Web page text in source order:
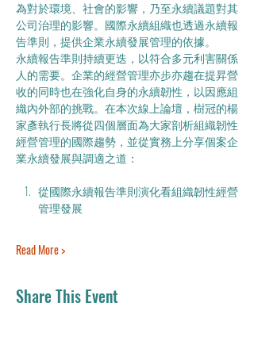
為對於環境、社會的影響，乃至永續議題對其
公司治理的影響。國際永續組織也透過永續報
告準則，提供企業永續發展管理的依據。
永續報告準則持續更迭，以符合多元利害關係
人的需要。企業的經營管理亦步亦趨在提昇營
收的同時也在強化自身的永續韌性，以因應組
織內外部的挑戰。在本次線上論壇，樹冠的楊
家彥執行長將從四個層面為大家剖析組織韌性
經營管理的國際趨勢，並從實務上分享個案企
業永續發展與調適之道：
從國際永續報告準則演化看組織韌性經營
管理發展
Read More >
Share This Event